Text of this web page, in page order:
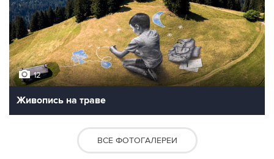
12
Живопись на траве
ВСЕ ФОТОГАЛЕРЕИ